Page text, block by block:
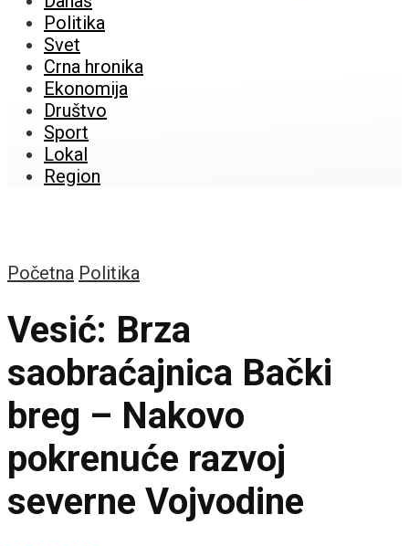
Politika
Svet
Crna hronika
Ekonomija
Društvo
Sport
Lokal
Region
Početna Politika
Vesić: Brza
saobraćajnica Bački
breg – Nakovo
pokrenuće razvoj
severne Vojvodine